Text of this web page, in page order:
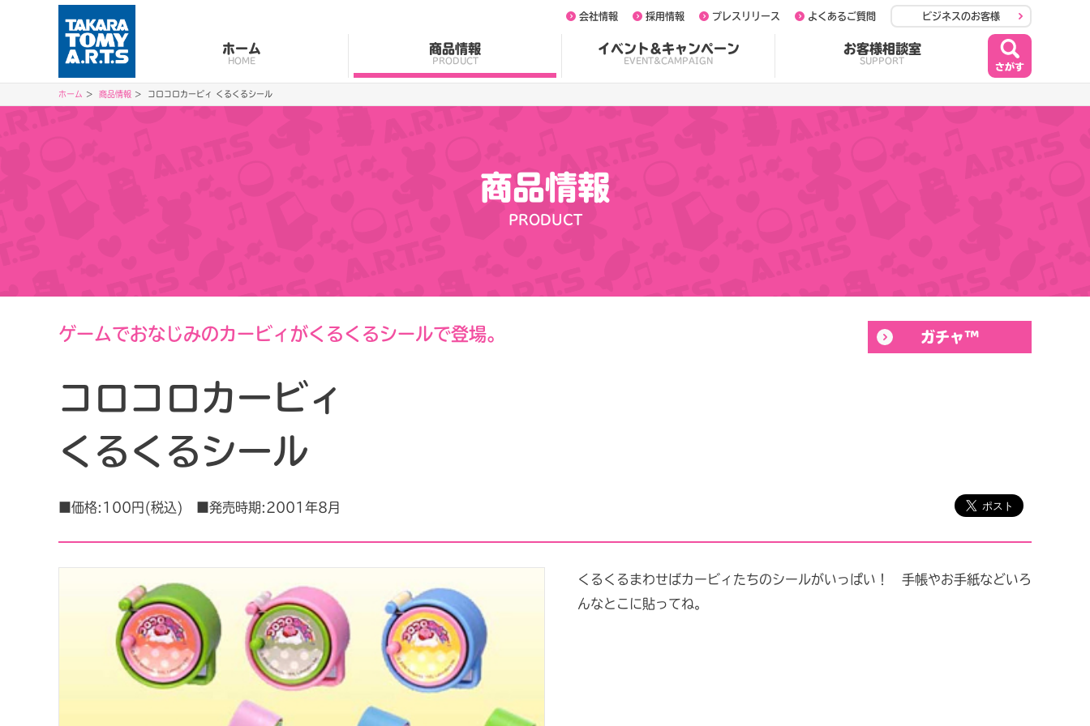
ホーム
HOME
商品情報
PRODUCT
イベント&キャンペーン
EVENT&CAMPAIGN
お客様相談室
SUPPORT
会社情報 採用情報 プレスリリース よくあるご質問 ビジネスのお客様
ホーム 商品情報 コロコロカービィ くるくるシール
商品情報
PRODUCT
ガチャ™
ゲームでおなじみのカービィがくるくるシールで登場。
コロコロカービィ
くるくるシール
■価格:100円(税込) ■発売時期:2001年8月
くるくるまわせばカービィたちのシールがいっぱい！ 手帳やお手紙などいろ
んなとこに貼ってね。